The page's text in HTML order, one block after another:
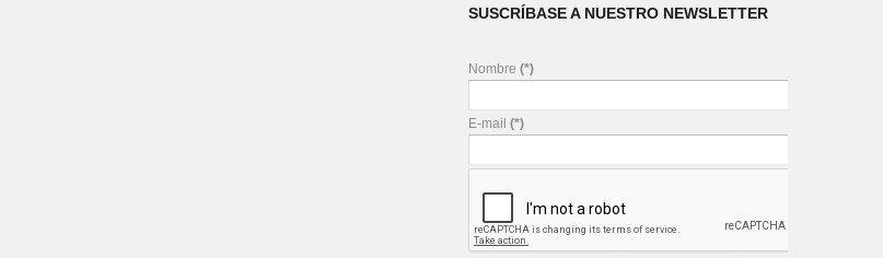
SUSCRÍBASE A NUESTRO NEWSLETTER
Nombre (*)
E-mail (*)